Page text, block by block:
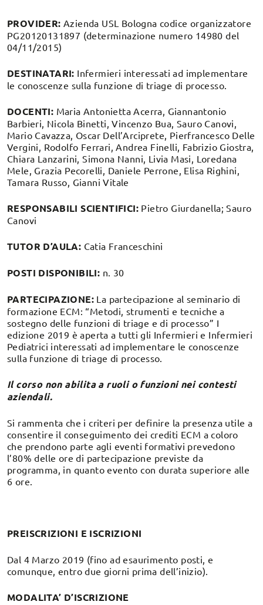
PROVIDER: Azienda USL Bologna codice organizzatore
PG20120131897 (determinazione numero 14980 del
04/11/2015)
DESTINATARI: Infermieri interessati ad implementare
le conoscenze sulla funzione di triage di processo.
DOCENTI: Maria Antonietta Acerra, Giannantonio
Barbieri, Nicola Binetti, Vincenzo Bua, Sauro Canovi,
Mario Cavazza, Oscar Dell’Arciprete, Pierfrancesco Delle
Vergini, Rodolfo Ferrari, Andrea Finelli, Fabrizio Giostra,
Chiara Lanzarini, Simona Nanni, Livia Masi, Loredana
Mele, Grazia Pecorelli, Daniele Perrone, Elisa Righini,
Tamara Russo, Gianni Vitale
RESPONSABILI SCIENTIFICI: Pietro Giurdanella; Sauro
Canovi
TUTOR D’AULA: Catia Franceschini
POSTI DISPONIBILI: n. 30
PARTECIPAZIONE: La partecipazione al seminario di
formazione ECM: “Metodi, strumenti e tecniche a
sostegno delle funzioni di triage e di processo” I
edizione 2019 è aperta a tutti gli Infermieri e Infermieri
Pediatrici interessati ad implementare le conoscenze
sulla funzione di triage di processo.
Il corso non abilita a ruoli o funzioni nei contesti
aziendali.
Si rammenta che i criteri per definire la presenza utile a
consentire il conseguimento dei crediti ECM a coloro
che prendono parte agli eventi formativi prevedono
l’80% delle ore di partecipazione previste da
programma, in quanto evento con durata superiore alle
6 ore.
PREISCRIZIONI E ISCRIZIONI
Dal 4 Marzo 2019 (fino ad esaurimento posti, e
comunque, entro due giorni prima dell’inizio).
MODALITA’ D’ISCRIZIONE